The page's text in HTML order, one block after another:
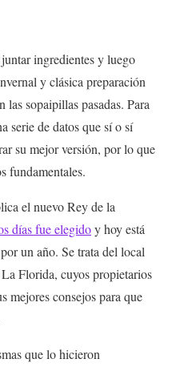
ingredientes y luego
y clásica preparación
las sopaipillas pasadas. Para
serie de datos que sí o sí
su mejor versión, por lo que
fundamentales.
el nuevo Rey de la
días fue elegidoy hoy está
un año. Se trata del local
Florida, cuyos propietarios
mejores consejos para que
que lo hicieron